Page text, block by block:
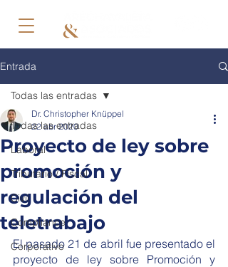
Entrada
Todas las entradas
Laboral
Tributario / Fiscal
Civil
Compliance
Corporativo
Todas las entradas
Proyecto de ley sobre
promoción y
regulación del
teletrabajo
Dr. Christopher Knüppel
22 abr 2020
El pasado 21 de abril fue presentado el
proyecto de ley sobre Promoción y